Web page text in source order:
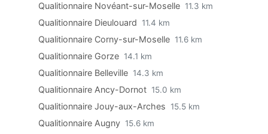
Qualitionnaire Novéant-sur-Moselle 11.3 km
Qualitionnaire Dieulouard 11.4 km
Qualitionnaire Corny-sur-Moselle 11.6 km
Qualitionnaire Gorze 14.1 km
Qualitionnaire Belleville 14.3 km
Qualitionnaire Ancy-Dornot 15.0 km
Qualitionnaire Jouy-aux-Arches 15.5 km
Qualitionnaire Augny 15.6 km